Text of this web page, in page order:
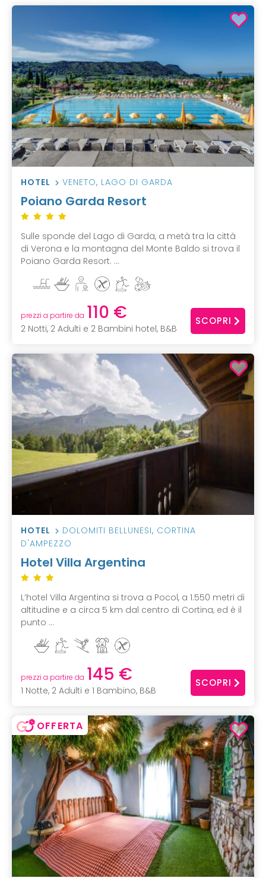
HOTEL VENETO, LAGO DI GARDA
Poiano Garda Resort
Sulle sponde del Lago di Garda, a metà tra la città
di Verona e la montagna del Monte Baldo si trova il
Poiano Garda Resort. ...
prezzi a partire da 110 €
2 Notti, 2 Adulti e 2 Bambini hotel, B&B
SCOPRI
HOTEL DOLOMITI BELLUNESI, CORTINA
D'AMPEZZO
Hotel Villa Argentina
L’hotel Villa Argentina si trova a Pocol, a 1.550 metri di
altitudine e a circa 5 km dal centro di Cortina, ed è il
punto ...
prezzi a partire da 145 €
1 Notte, 2 Adulti e 1 Bambino, B&B
SCOPRI
OFFERTA